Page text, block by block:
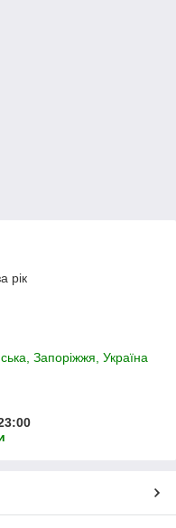
рік
Запоріжжя, Україна